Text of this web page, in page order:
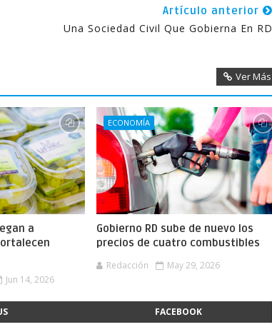
Artículo anterior
Una Sociedad Civil Que Gobierna En RD
Ver Más
a
Jun 14, 2026
ECONOMÍA
Gobierno RD sube de nuevo los
precios de cuatro combustibles
Redacción May 29, 2026
FACEBOOK